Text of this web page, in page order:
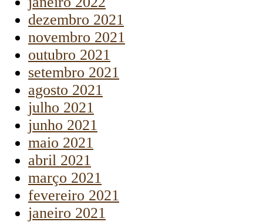
dezembro 2021
novembro 2021
outubro 2021
setembro 2021
agosto 2021
julho 2021
junho 2021
maio 2021
abril 2021
março 2021
fevereiro 2021
janeiro 2021